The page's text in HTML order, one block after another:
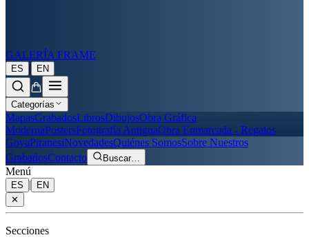
GALERÍA FRAME
ES | EN
Categorías
MapasGrabadosLibrosDibujosObra Gráfica
ModernaPostersFotografía AntiguaObra Enmarcada - Regalos
GoyaPiranesiNovedadesQuiénes SomosSobre Nuestros
GrabadosContacto Buscar…
Menú
ES |
EN
✕
Secciones